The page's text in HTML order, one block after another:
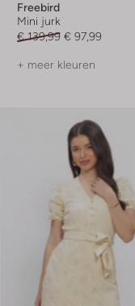
Freebird
Mini jurk
€ 139,99 € 97,99
+ meer kleuren